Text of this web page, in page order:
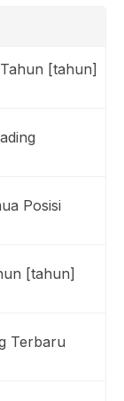
[tahun]
Posisi
[tahun]
Terbaru